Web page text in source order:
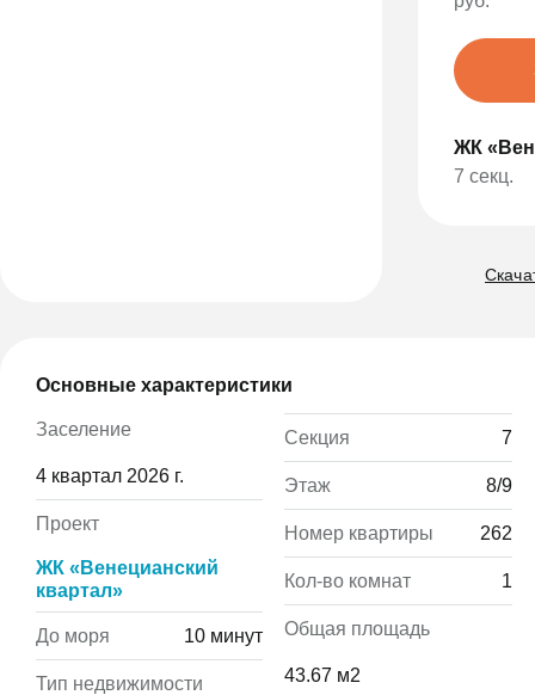
ЖК
7 секц.
Основные характеристики
Заселение
4 квартал 2026 г.
Проект
ЖК «Венецианский
квартал»
До моря 10 минут
Тип недвижимости
Секция 7
Этаж 8/9
Номер квартиры 262
Кол-во комнат 1
Общая площадь
43.67 м2